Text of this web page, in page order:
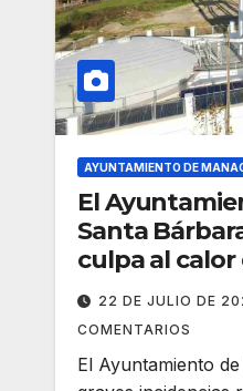
AYUNTAMIENTO DE
El
Santa
culpa al
22 DE JULIO DE
COMENTARIOS
El Ayuntamiento